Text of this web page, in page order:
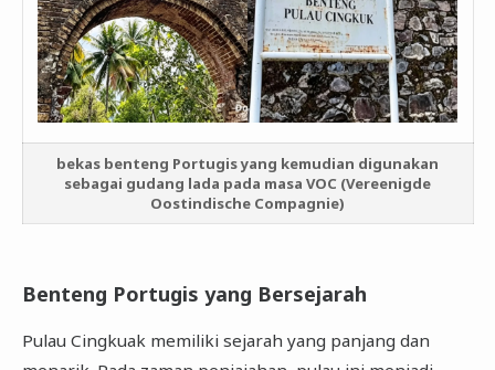
bekas benteng Portugis yang kemudian digunakan
sebagai gudang lada pada masa VOC (Vereenigde
Oostindische Compagnie)
Benteng Portugis yang Bersejarah
Pulau Cingkuak memiliki sejarah yang panjang dan